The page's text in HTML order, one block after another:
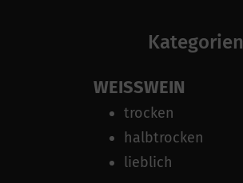
Kategorien
WEISSWEIN
trocken
halbtrocken
lieblich